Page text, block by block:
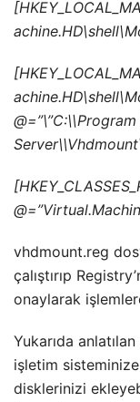
vhdmount.reg
çalıştırıp
onaylarak
Yukarıda
işletim
disklerinizi